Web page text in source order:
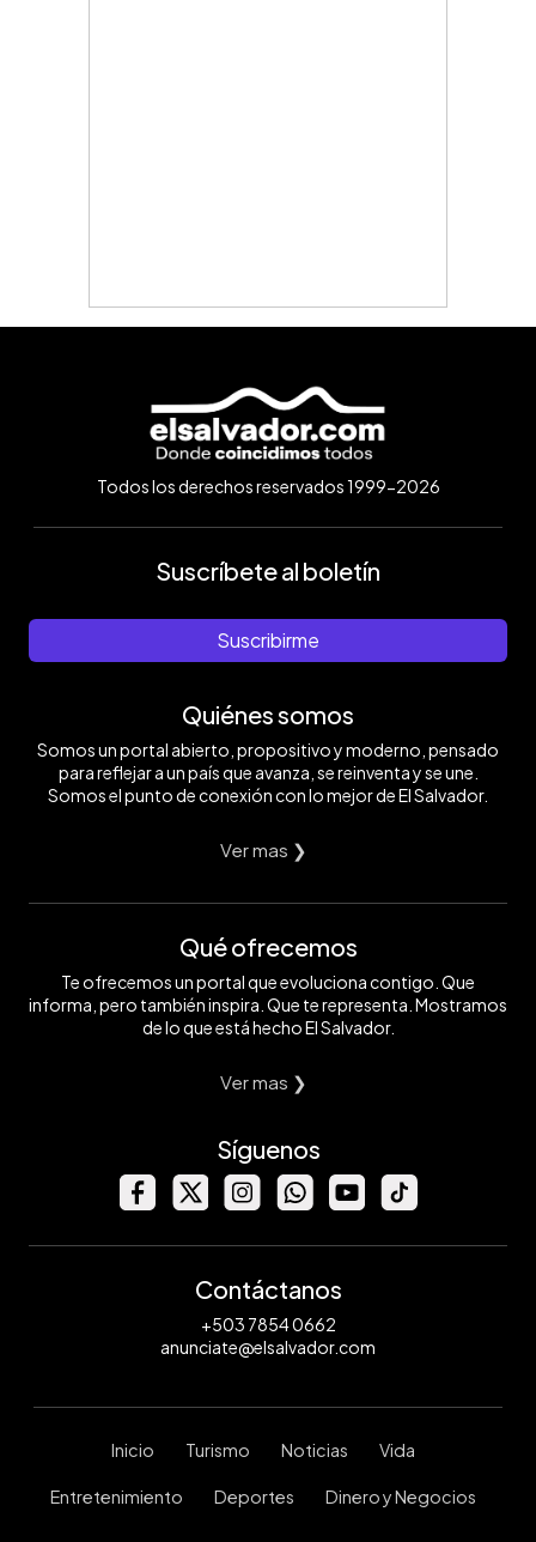
Todos los derechos reservados 1999-2026
Suscríbete al boletín
Suscribirme
Quiénes somos
Somos un portal abierto, propositivo y moderno, pensado
para reflejar a un país que avanza, se reinventa y se une.
Somos el punto de conexión con lo mejor de El Salvador.
Ver mas ❯
Qué ofrecemos
Te ofrecemos un portal que evoluciona contigo. Que
informa, pero también inspira. Que te representa. Mostramos
de lo que está hecho El Salvador.
Ver mas ❯
Síguenos
Contáctanos
+503 7854 0662
anunciate@elsalvador.com
Inicio Turismo Noticias Vida
Entretenimiento Deportes Dinero y Negocios